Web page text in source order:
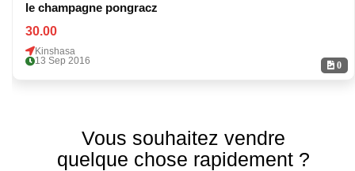
0
le champagne pongracz
30.00
Kinshasa
13 Sep 2016
Vous souhaitez vendre
quelque chose rapidement ?